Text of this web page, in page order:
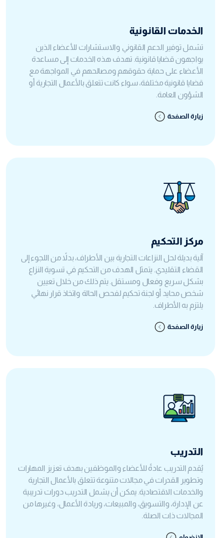
الخدمات القانونية
تشمل توفير الدعم القانوني والاستشارات للأعضاء الذين
يواجهون قضايا قانونية. تهدف هذه الخدمات إلى مساعدة
الأعضاء على حماية حقوقهم ومصالحهم في المواجهة مع
قضايا قانونية مختلفة، سواء كانت تتعلق بالأعمال التجارية أو
الشؤون العامة.
زيارة الصفحة
مركز التحكيم
آلية بديلة لحل النزاعات التجارية بين الأطراف، بدلاً من اللجوء إلى
القضاء التقليدي. يتمثل الهدف من التحكيم في تسوية النزاع
بشكل سريع وفعال ومستقل. يتم ذلك من خلال تعيين
شخص محايد أو لجنة تحكيم لفحص الحالة واتخاذ قرار نهائي
يلتزم به الأطراف.
زيارة الصفحة
التدريب
يُقدم التدريب عادةً للأعضاء والموظفين بهدف تعزيز المهارات
وتطوير القدرات في مجالات متنوعة تتعلق بالأعمال التجارية
والخدمات الاقتصادية. يمكن أن يشمل التدريب دورات تدريبية
عن الإدارة، والتسويق، والمبيعات، وريادة الأعمال، وغيرها من
المجالات ذات الصلة.